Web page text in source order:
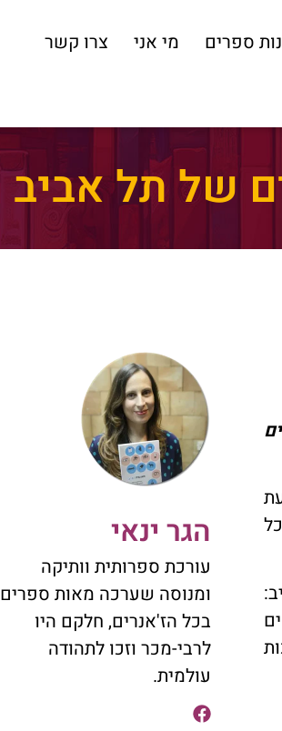
ספרים מי אני
צרו קשר
של תל אביב
הגר ינאי
עורכת ספרותית וותיקה
ומנוסה שערכה מאות ספרים
בכל הז'אנרים, חלקם היו
לרבי-מכר וזכו לתהודה
עולמית.